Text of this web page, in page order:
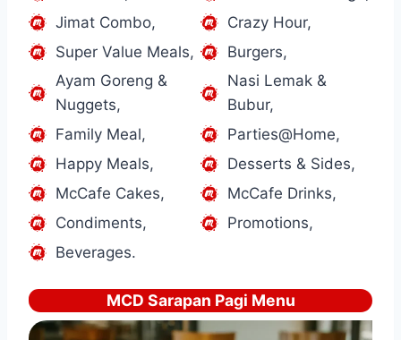
Jimat Combo,
Crazy Hour,
Super Value Meals,
Burgers,
Ayam Goreng &
Nuggets,
Nasi Lemak &
Bubur,
Family Meal,
Parties@Home,
Happy Meals,
Desserts & Sides,
McCafe Cakes,
McCafe Drinks,
Condiments,
Promotions,
Beverages.
MCD Sarapan Pagi Menu